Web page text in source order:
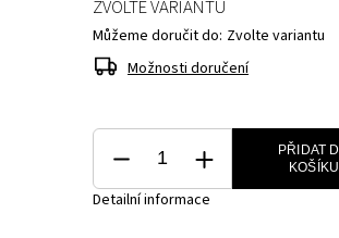
ZVOLTE VARIANTU
Můžeme doručit do: Zvolte variantu
Možnosti doručení
PŘIDAT
KOŠÍKU
Detailní informace